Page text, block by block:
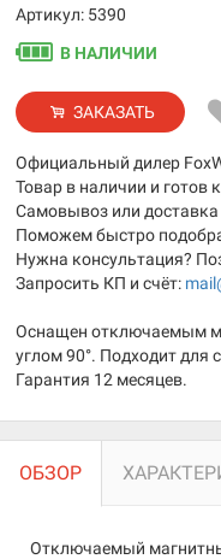
Артикул: 5390
В НАЛИЧИИ
ЗАКАЗАТЬ
Официальный дилер
Товар в наличии и готов
Самовывоз или
Поможем быстро
Нужна консультация?
Запросить КП и счёт:
Оснащен отключаемым
углом 90°. Подходит для
Гарантия 12 месяцев.
ОБЗОР
Отключаемый